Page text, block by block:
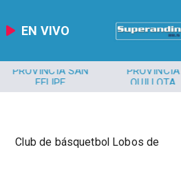
EN VIVO
PROVINCIA SAN
FELIPE
PROVINCIA
QUILLOTA
Club de básquetbol Lobos de